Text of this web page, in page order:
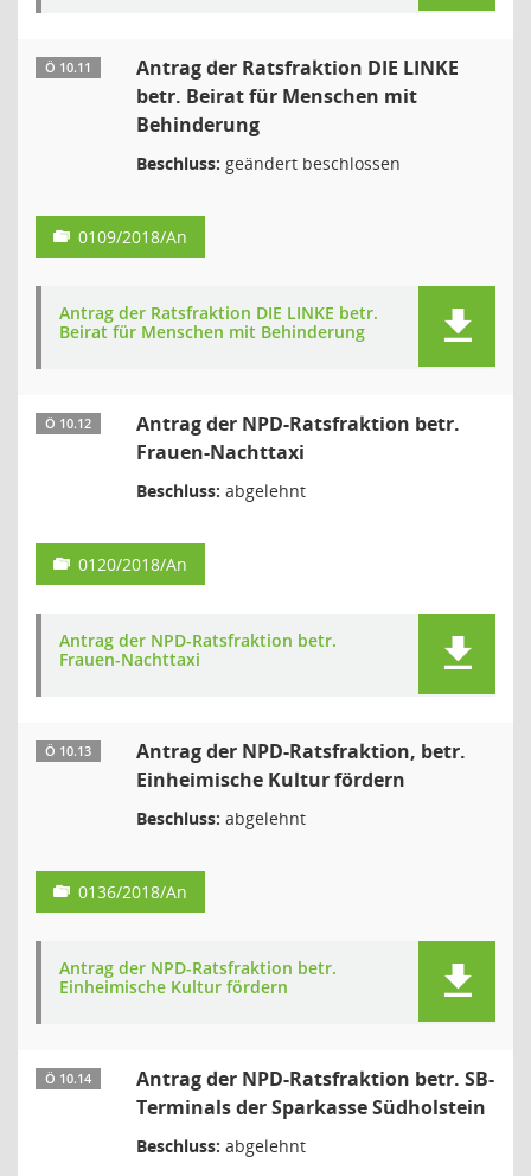
Ö 10.11
Antrag der Ratsfraktion DIE LINKE
betr. Beirat für Menschen mit
Behinderung
Beschluss: geändert beschlossen
0109/2018/An
Antrag der Ratsfraktion DIE LINKE betr.
Beirat für Menschen mit Behinderung
Ö 10.12
Antrag der NPD-Ratsfraktion betr.
Frauen-Nachttaxi
Beschluss: abgelehnt
0120/2018/An
Antrag der NPD-Ratsfraktion betr.
Frauen-Nachttaxi
Ö 10.13
Antrag der NPD-Ratsfraktion, betr.
Einheimische Kultur fördern
Beschluss: abgelehnt
0136/2018/An
Antrag der NPD-Ratsfraktion betr.
Einheimische Kultur fördern
Ö 10.14
Antrag der NPD-Ratsfraktion betr. SB-
Terminals der Sparkasse Südholstein
Beschluss: abgelehnt